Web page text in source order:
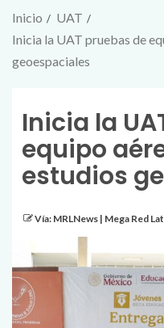
Inicio
UAT
Inicia la UAT pruebas de
geoespaciales
Inicia la
equipo
estudios
Vía: MRLNews | Mega Red